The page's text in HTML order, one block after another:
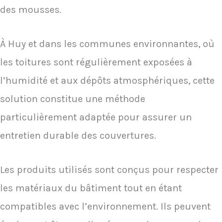
des mousses.
À Huy et dans les communes environnantes, où
les toitures sont régulièrement exposées à
l’humidité et aux dépôts atmosphériques, cette
solution constitue une méthode
particulièrement adaptée pour assurer un
entretien durable des couvertures.
Les produits utilisés sont conçus pour respecter
les matériaux du bâtiment tout en étant
compatibles avec l’environnement. Ils peuvent